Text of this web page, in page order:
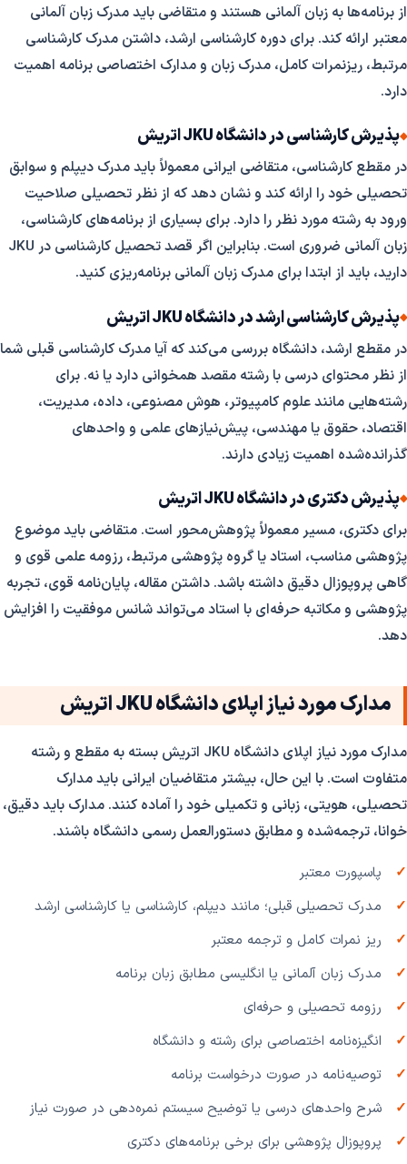
از برنامه‌ها به زبان آلمانی هستند و متقاضی باید مدرک زبان آلمانی
معتبر ارائه کند. برای دوره کارشناسی ارشد، داشتن مدرک کارشناسی
مرتبط، ریزنمرات کامل، مدرک زبان و مدارک اختصاصی برنامه اهمیت
دارد.
پذیرش کارشناسی در دانشگاه JKU اتریش
در مقطع کارشناسی، متقاضی ایرانی معمولاً باید مدرک دیپلم و سوابق
تحصیلی خود را ارائه کند و نشان دهد که از نظر تحصیلی صلاحیت
ورود به رشته مورد نظر را دارد. برای بسیاری از برنامه‌های کارشناسی،
زبان آلمانی ضروری است. بنابراین اگر قصد تحصیل کارشناسی در JKU
دارید، باید از ابتدا برای مدرک زبان آلمانی برنامه‌ریزی کنید.
پذیرش کارشناسی ارشد در دانشگاه JKU اتریش
در مقطع ارشد، دانشگاه بررسی می‌کند که آیا مدرک کارشناسی قبلی شما
از نظر محتوای درسی با رشته مقصد همخوانی دارد یا نه. برای
رشته‌هایی مانند علوم کامپیوتر، هوش مصنوعی، داده، مدیریت،
اقتصاد، حقوق یا مهندسی، پیش‌نیازهای علمی و واحدهای
گذرانده‌شده اهمیت زیادی دارند.
پذیرش دکتری در دانشگاه JKU اتریش
برای دکتری، مسیر معمولاً پژوهش‌محور است. متقاضی باید موضوع
پژوهشی مناسب، استاد یا گروه پژوهشی مرتبط، رزومه علمی قوی و
گاهی پروپوزال دقیق داشته باشد. داشتن مقاله، پایان‌نامه قوی، تجربه
پژوهشی و مکاتبه حرفه‌ای با استاد می‌تواند شانس موفقیت را افزایش
دهد.
مدارک مورد نیاز اپلای دانشگاه JKU اتریش
مدارک مورد نیاز اپلای دانشگاه JKU اتریش بسته به مقطع و رشته
متفاوت است. با این حال، بیشتر متقاضیان ایرانی باید مدارک
تحصیلی، هویتی، زبانی و تکمیلی خود را آماده کنند. مدارک باید دقیق،
خوانا، ترجمه‌شده و مطابق دستورالعمل رسمی دانشگاه باشند.
پاسپورت معتبر
مدرک تحصیلی قبلی؛ مانند دیپلم، کارشناسی یا کارشناسی ارشد
ریز نمرات کامل و ترجمه معتبر
مدرک زبان آلمانی یا انگلیسی مطابق زبان برنامه
رزومه تحصیلی و حرفه‌ای
انگیزه‌نامه اختصاصی برای رشته و دانشگاه
توصیه‌نامه در صورت درخواست برنامه
شرح واحدهای درسی یا توضیح سیستم نمره‌دهی در صورت نیاز
پروپوزال پژوهشی برای برخی برنامه‌های دکتری